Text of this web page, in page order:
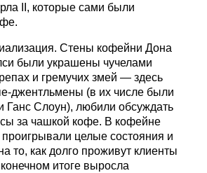
II, которые сами были
Стены кофейни Дона
были украшены чучелами
и гремучих змей — здесь
джентльмены (в их числе были
Ганс Слоун), любили обсуждать
за чашкой кофе. В кофейне
целые состояния и
то, как долго проживут клиенты
итоге выросла